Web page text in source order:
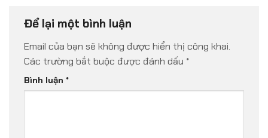
Để lại một bình luận
Email của bạn sẽ không được hiển thị công khai.
Các trường bắt buộc được đánh dấu *
Bình luận *